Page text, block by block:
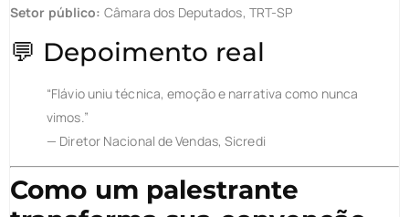
Setor público: Câmara dos Deputados, TRT-SP
💬 Depoimento real
“Flávio uniu técnica, emoção e narrativa como nunca
vimos.”
— Diretor Nacional de Vendas, Sicredi
Como um palestrante